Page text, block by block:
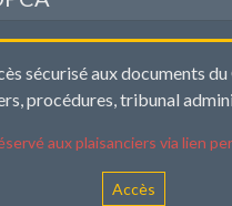
sécurisé aux documents
procédures, tribunal
aux plaisanciers via lien
Accès